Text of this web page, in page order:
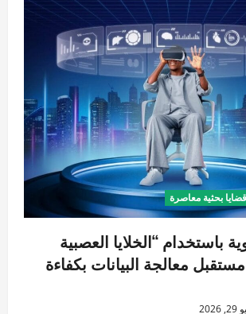
قضايا بحثية معاصرة
باستخدام “الخلايا العصبية
معالجة البيانات بكفاءة